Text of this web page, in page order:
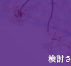
検討